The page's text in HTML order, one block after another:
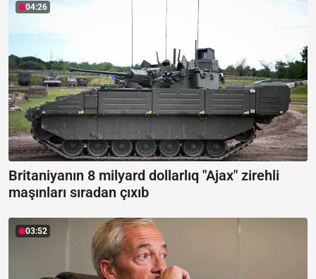
04:26
Britaniyanın 8 milyard dollarlıq "Ajax" zirehli
maşınları sıradan çıxıb
03:52